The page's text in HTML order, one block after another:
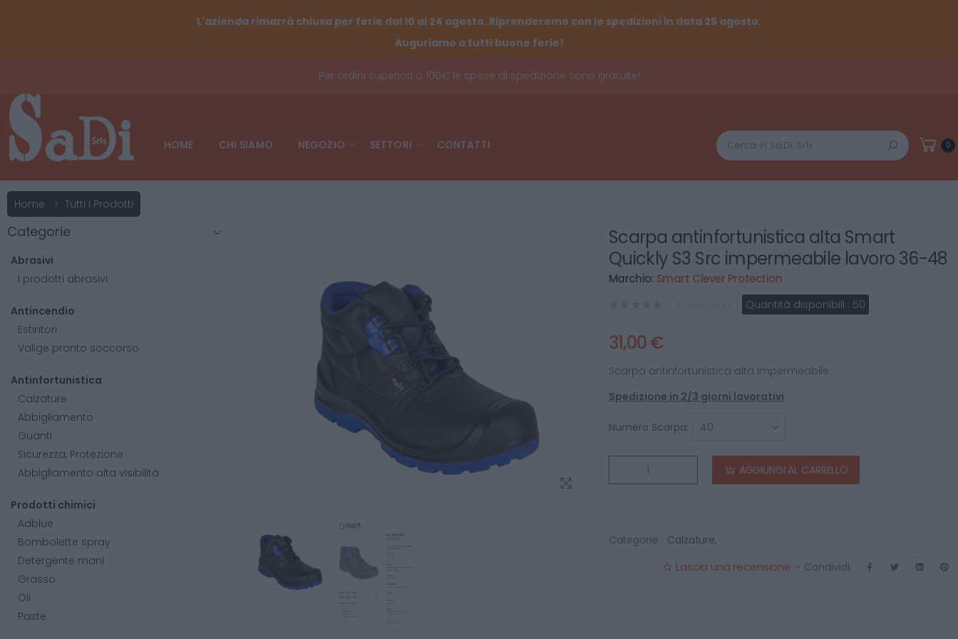
L'azienda rimarrà chiusa per ferie dal 10 al 24 agosto. Riprenderemo con le spedizioni in data 25 agosto.
Auguriamo a tutti buone ferie!
Per ordini superiori a 100€ le spese di spedizione sono gratuite!
HOME CHI SIAMO NEGOZIO SETTORI CONTATTI
Cerca
0
Home Tutti I Prodotti
Scarpa antinfortunistica alta Smart
Quickly S3 Src impermeabile lavoro 36-48
Marchio: Smart Clever Protection
Quantità disponibili : 50
31,00 €
Scarpa antinfortunistica alta impermeabile
Spedizione in 2/3 giorni lavorativi
Numero Scarpa:
AGGIUNGI AL CARRELLO
Categorie: Calzature,
Lascia una recensione - Condividi:
Categorie
Abrasivi
I prodotti abrasivi
Antincendio
Estintori
Valige pronto soccorso
Antinfortunistica
Calzature
Abbigliamento
Guanti
Sicurezza, Protezione
Abbigliamento alta visibilità
Prodotti chimici
Adblue
Bombolette spray
Detergente mani
Grasso
Oli
Paste